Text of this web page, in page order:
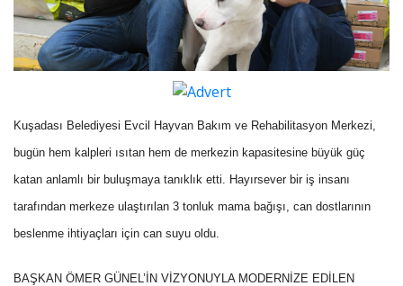
Kuşadası Belediyesi Evcil Hayvan Bakım ve Rehabilitasyon Merkezi,
bugün hem kalpleri ısıtan hem de merkezin kapasitesine büyük güç
katan anlamlı bir buluşmaya tanıklık etti. Hayırsever bir iş insanı
tarafından merkeze ulaştırılan 3 tonluk mama bağışı, can dostlarının
beslenme ihtiyaçları için can suyu oldu.
BAŞKAN ÖMER GÜNEL’İN VİZYONUYLA MODERNİZE EDİLEN